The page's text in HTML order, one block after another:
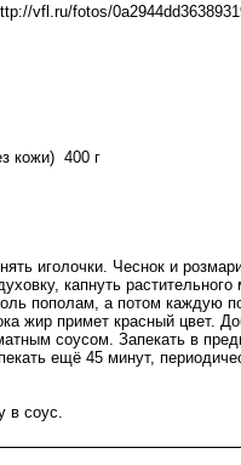
vfl.ru/fotos/
кожи) 400 г
иголочки. Чеснок и
капнуть
пополам, а потом каждую
жир примет красный цвет.
соусом. Запекать в
ещё 45 минут,
в соус.